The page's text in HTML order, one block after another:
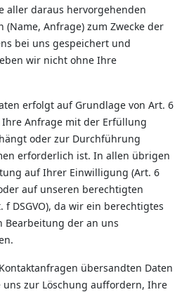
aller daraus hervorgehenden
(Name, Anfrage) zum Zwecke der
bei uns gespeichert und
wir nicht ohne Ihre
erfolgt auf Grundlage von Art. 6
Ihre Anfrage mit der Erfüllung
oder zur Durchführung
erforderlich ist. In allen übrigen
auf Ihrer Einwilligung (Art. 6
auf unseren berechtigten
DSGVO), da wir ein berechtigtes
Bearbeitung der an uns
übersandten Daten
zur Löschung auffordern, Ihre